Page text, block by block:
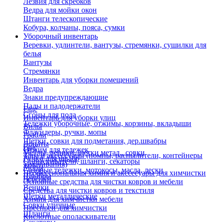
Ведра для мойки окон
Штанги телескопические
Кобура, колчаны, пояса, сумки
Уборочный инвентарь
Веревки, удлинтели, вантузы, стремянки, сушилки для
белья
Вантузы
Стремянки
Инвентарь для уборки помещений
Ведра
Знаки предупреждающие
Пады и падодержатели
Сгоны для пола
Тележки уборочные, отжимы, корзины, вкладыши
Флаундеры, ручки, мопы
Щетки, совки для подметания, дер.швабры
Отжим для тележек
Ручки для швабр
Мопы
Швабры
Еще
Инвентарь для уборки улиц
Вилы
Грабли
Лопаты
Метлы, веники, щетки метал., совки
Опрыскиватели, шланги, секаторы
Садовые тележки, мотокосы, масла, лески
Черенки
Веники
Щетки металлические
Совки уличные
Шланги
Еще
Тара и аксессуары (помпы, распылители, контейнеры
замачивания)
Профессиональная химия и акссесуары для химчистки
Основные средства для чистки ковров и мебели
Средства для чистки ковров и текстиля
Химия для химчистки мебели
Преспреи для химчистки
Кислотные ополаскиватели